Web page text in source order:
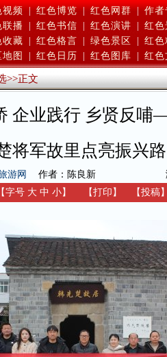
视频 | 红色博览 | 红色网群 | 作者
联播
红色书信 红色演讲
红色
收藏
红色格言 绿色景区
红色
图
红色日历 红色图库 红色
>>正文
企业践行 乡贤反
将军故里点亮振兴
游网 作者：陈良新
【字号 大 中 小】 【打印 】 【投稿